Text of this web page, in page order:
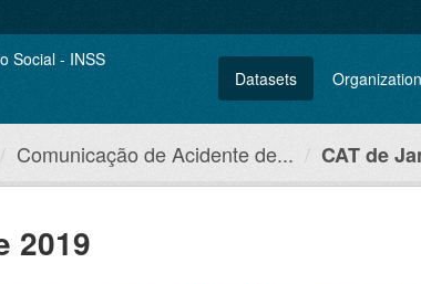
Datasets
Comunicação de Acidente de... CAT de
2019